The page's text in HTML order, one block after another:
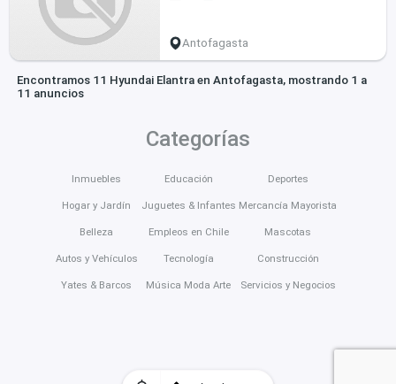
Antofagasta
Encontramos 11 Hyundai Elantra en Antofagasta, mostrando 1 a
11 anuncios
Categorías
Inmuebles
Hogar y Jardín
Belleza
Autos y Vehículos
Yates & Barcos
Educación
Juguetes & Infantes
Empleos en Chile
Tecnología
Música Moda Arte
Deportes
Mercancía Mayorista
Mascotas
Construcción
Servicios y Negocios